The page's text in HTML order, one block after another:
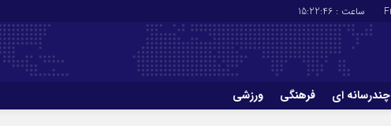
ساعت : 15:22:46
چندرسانه ای فرهنگی ورزشی